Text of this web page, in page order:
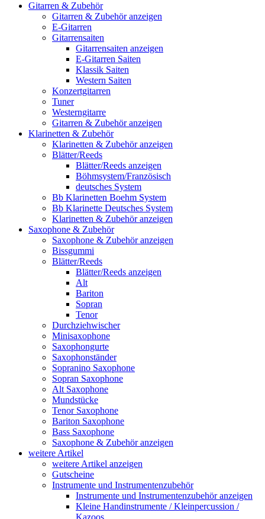
Gitarren & Zubehör
Gitarren & Zubehör anzeigen
E-Gitarren
Gitarrensaiten
Gitarrensaiten anzeigen
E-Gitarren Saiten
Klassik Saiten
Western Saiten
Konzertgitarren
Tuner
Westerngitarre
Gitarren & Zubehör anzeigen
Klarinetten & Zubehör
Klarinetten & Zubehör anzeigen
Blätter/Reeds
Blätter/Reeds anzeigen
Böhmsystem/Französisch
deutsches System
Bb Klarinetten Boehm System
Bb Klarinette Deutsches System
Klarinetten & Zubehör anzeigen
Saxophone & Zubehör
Saxophone & Zubehör anzeigen
Bissgummi
Blätter/Reeds
Blätter/Reeds anzeigen
Alt
Bariton
Sopran
Tenor
Durchziehwischer
Minisaxophone
Saxophongurte
Saxophonständer
Sopranino Saxophone
Sopran Saxophone
Alt Saxophone
Mundstücke
Tenor Saxophone
Bariton Saxophone
Bass Saxophone
Saxophone & Zubehör anzeigen
weitere Artikel
weitere Artikel anzeigen
Gutscheine
Instrumente und Instrumentenzubehör
Instrumente und Instrumentenzubehör anzeigen
Kleine Handinstrumente / Kleinpercussion /
Kazoos